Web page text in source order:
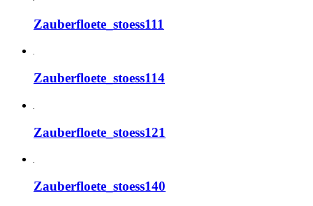
Zauberfloete_stoess111
Zauberfloete_stoess114
Zauberfloete_stoess121
Zauberfloete_stoess140